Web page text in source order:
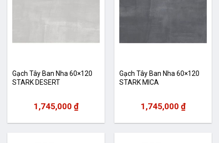
Gạch Tây Ban Nha 60×120
STARK DESERT
1,745,000 ₫
Gạch Tây Ban Nha 60×120
STARK MICA
1,745,000 ₫